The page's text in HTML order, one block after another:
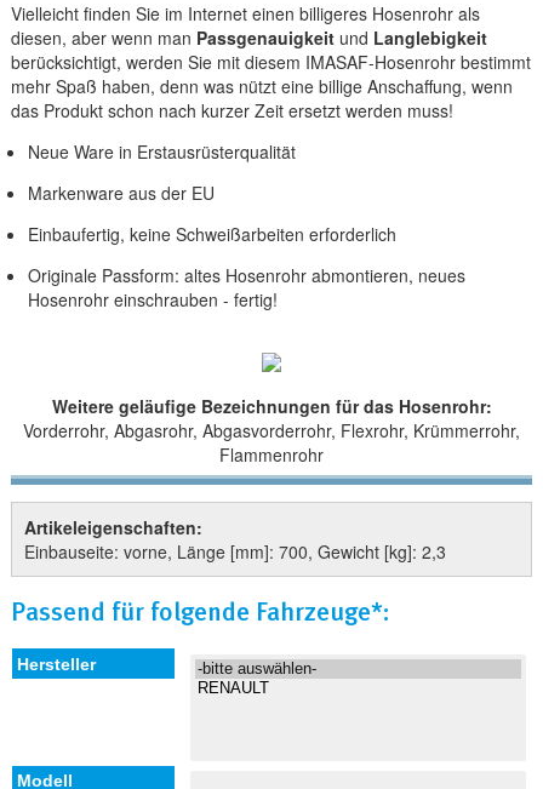
Vielleicht finden Sie im Internet einen billigeres Hosenrohr als
diesen, aber wenn man Passgenauigkeit und Langlebigkeit
berücksichtigt, werden Sie mit diesem IMASAF-Hosenrohr bestimmt
mehr Spaß haben, denn was nützt eine billige Anschaffung, wenn
das Produkt schon nach kurzer Zeit ersetzt werden muss!
Neue Ware in Erstausrüsterqualität
Markenware aus der EU
Einbaufertig, keine Schweißarbeiten erforderlich
Originale Passform: altes Hosenrohr abmontieren, neues
Hosenrohr einschrauben - fertig!
Weitere geläufige Bezeichnungen für das Hosenrohr:
Vorderrohr, Abgasrohr, Abgasvorderrohr, Flexrohr, Krümmerrohr,
Flammenrohr
Artikeleigenschaften:
Einbauseite: vorne, Länge [mm]: 700, Gewicht [kg]: 2,3
Passend für folgende Fahrzeuge*: